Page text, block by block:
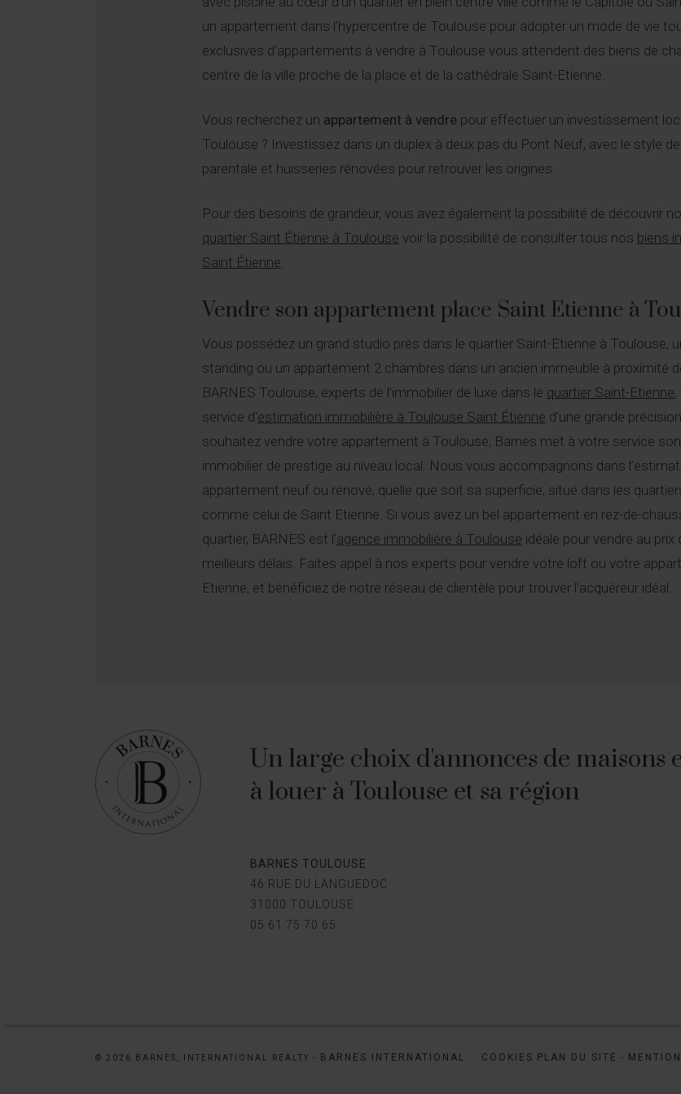
un appartement dans l’hypercentre de Toulouse pour adopter un mode de vie
exclusives d’appartements à vendre à Toulouse vous attendent des biens de
centre de la ville proche de la place et de la cathédrale Saint-Etienne.
Vous recherchez un appartement à vendrepour effectuer un investissement
Toulouse ? Investissez dans un duplex à deux pas du Pont Neuf, avec le style
parentale et huisseries rénovées pour retrouver les origines.
Pour des besoins de grandeur, vous avez également la possibilité de découvrir
quartier Saint Étienne à Toulouse voir la possibilité de consulter tous nos biens
Saint Étienne
Vendre son appartement place Saint Etienne à
Vous possédez un grand studio près dans le quartier Saint-Etienne à Toulouse,
standing ou un appartement 2 chambres dans un ancien immeuble à proximité
BARNES Toulouse, experts de l’immobilier de luxe dans le quartier Saint-Etienne
service d'estimation immobilière à Toulouse Saint Étienne d'une grande
souhaitez vendre votre appartement à Toulouse, Barnes met à votre service
immobilier de prestige au niveau local. Nous vous accompagnons dans
appartement neuf ou rénové, quelle que soit sa superficie, situé dans les
comme celui de Saint Etienne. Si vous avez un bel appartement en rez-de-
quartier, BARNES est l’agence immobilière à Toulouse idéale pour vendre au
meilleurs délais. Faites appel à nos experts pour vendre votre loft ou votre
Etienne, et bénéficiez de notre réseau de clientèle pour trouver l’acquéreur idéal.
Un large choix d'annonces de maisons
à louer à Toulouse et sa région
BARNES TOULOUSE
46 RUE DU LANGUEDOC
31000 TOULOUSE
05 61 75 70 65
© 2026 BARNES, INTERNATIONAL REALTY - BARNES INTERNATIONAL COOKIES PLAN DU SITE -